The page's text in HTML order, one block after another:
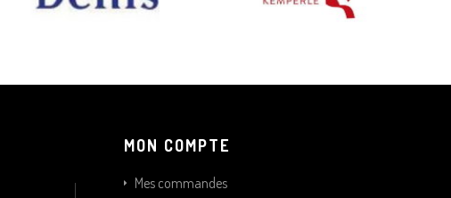
MON COMPTE
Mes commandes